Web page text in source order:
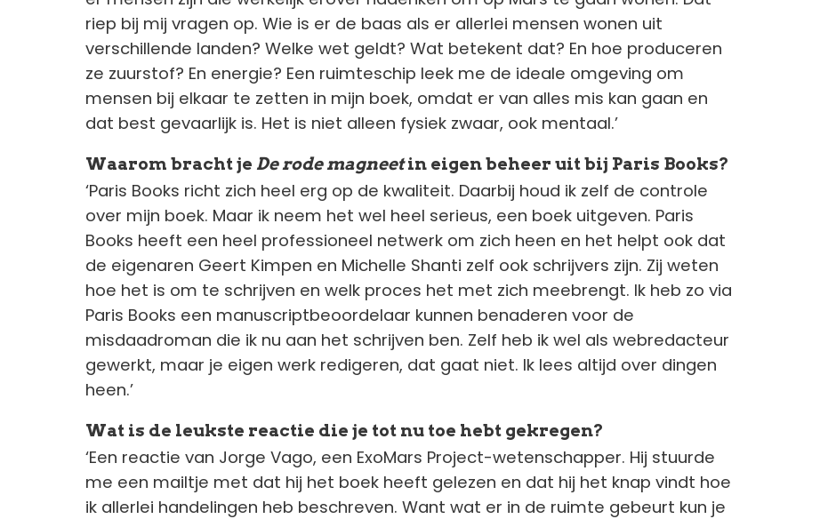
riep bij mij vragen op. Wie is er de baas als er allerlei mensen wonen uit
verschillende landen? Welke wet geldt? Wat betekent dat? En hoe produceren
ze zuurstof? En energie? Een ruimteschip leek me de ideale omgeving om
mensen bij elkaar te zetten in mijn boek, omdat er van alles mis kan gaan en
dat best gevaarlijk is. Het is niet alleen fysiek zwaar, ook mentaal.’
Waarom bracht je De rode magneetin eigen beheer uit bij Paris Books?
‘Paris Books richt zich heel erg op de kwaliteit. Daarbij houd ik zelf de controle
over mijn boek. Maar ik neem het wel heel serieus, een boek uitgeven. Paris
Books heeft een heel professioneel netwerk om zich heen en het helpt ook dat
de eigenaren Geert Kimpen en Michelle Shanti zelf ook schrijvers zijn. Zij weten
hoe het is om te schrijven en welk proces het met zich meebrengt. Ik heb zo via
Paris Books een manuscriptbeoordelaar kunnen benaderen voor de
misdaadroman die ik nu aan het schrijven ben. Zelf heb ik wel als webredacteur
gewerkt, maar je eigen werk redigeren, dat gaat niet. Ik lees altijd over dingen
heen.’
Wat is de leukste reactie die je tot nu toe hebt gekregen?
‘Een reactie van Jorge Vago, een ExoMars Project-wetenschapper. Hij stuurde
me een mailtje met dat hij het boek heeft gelezen en dat hij het knap vindt hoe
ik allerlei handelingen heb beschreven. Want wat er in de ruimte gebeurt kun je